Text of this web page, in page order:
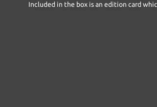
Included in the box is an edition card